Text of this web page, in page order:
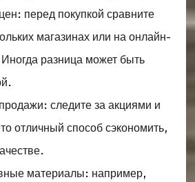
перед покупкой сравните
магазинах или на онлайн-
разница может быть
следите за акциями и
отличный способ сэкономить,
материалы: например,